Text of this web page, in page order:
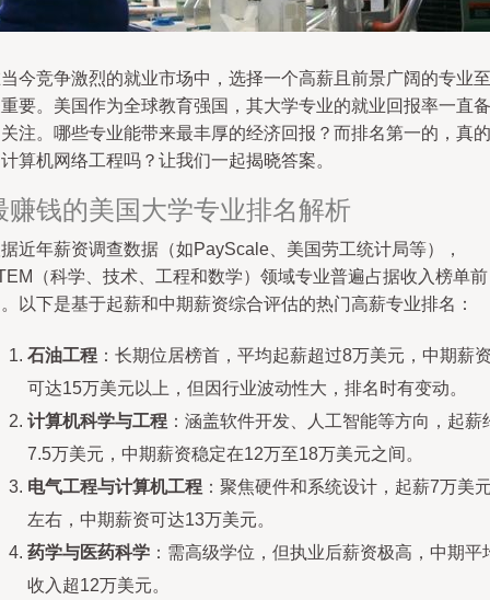
今竞争激烈的就业市场中，选择一个高薪且前景广阔的专业至
要。美国作为全球教育强国，其大学专业的就业回报率一直备
注。哪些专业能带来最丰厚的经济回报？而排名第一的，真的
算机网络工程吗？让我们一起揭晓答案。
赚钱的美国大学专业排名解析
近年薪资调查数据（如PayScale、美国劳工统计局等），
（科学、技术、工程和数学）领域专业普遍占据收入榜单前
以下是基于起薪和中期薪资综合评估的热门高薪专业排名：
石油工程 ：长期位居榜首，平均起薪超过8万美元，中期薪
可达15万美元以上，但因行业波动性大，排名时有变动。
计算机科学与工程 ：涵盖软件开发、人工智能等方向，起薪
7.5万美元，中期薪资稳定在12万至18万美元之间。
电气工程与计算机工程 ：聚焦硬件和系统设计，起薪7万美
左右，中期薪资可达13万美元。
药学与医药科学 ：需高级学位，但执业后薪资极高，中期平
收入超12万美元。